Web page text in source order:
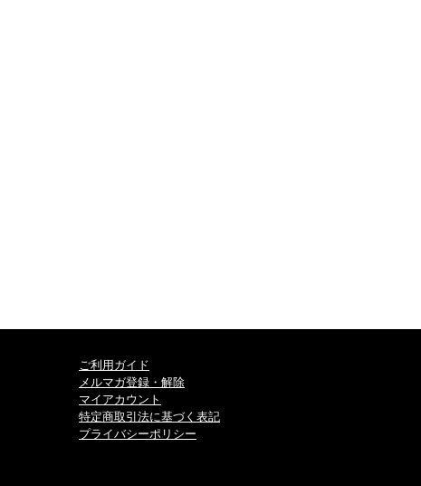
ご利用ガイド
メルマガ登録・解除
マイアカウント
特定商取引法に基づく表記
プライバシーポリシー